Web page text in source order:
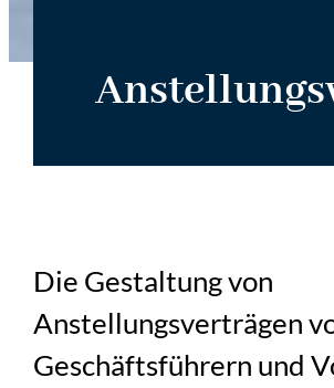
Die Gestaltung von
Anstellungsverträgen
Geschäftsführern und